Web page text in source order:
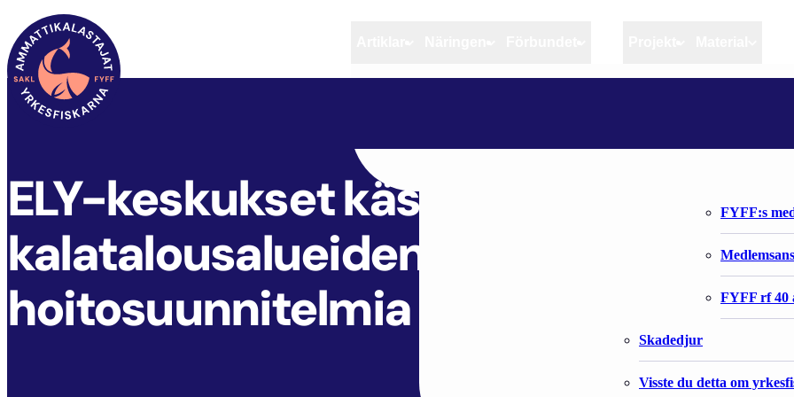
Artiklar Näringen
Riktlinjer för god praxis
Stöd till fiskerinäringen
Anvisningar
Fiskar och
Skadedjur
Visste du detta om
Förbundet
FYFF:s
FYFF rf 40
FYFF ARTIKLAR
ELY-keskukset käsittelevät
kalatalousalueiden käyttö- ja
hoitosuunnitelmia